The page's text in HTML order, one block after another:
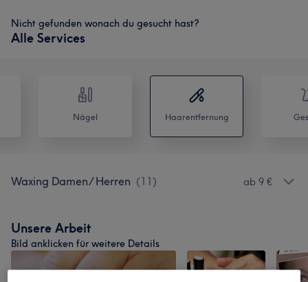
Nicht gefunden wonach du gesucht hast?
Alle Services
Nägel Haarentfernung
Waxing Damen/ Herren (11) ab 9 €
Unsere Arbeit
Bild anklicken für weitere Details